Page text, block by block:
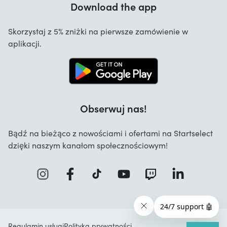
Kontakt
Startselect App
Oferty pracy
Download the app
Skorzystaj z 5% zniżki na pierwsze zamówienie w
aplikacji.
Obserwuj nas!
Bądź na bieżąco z nowościami i ofertami na Startselect
dzięki naszym kanałom społecznościowym!